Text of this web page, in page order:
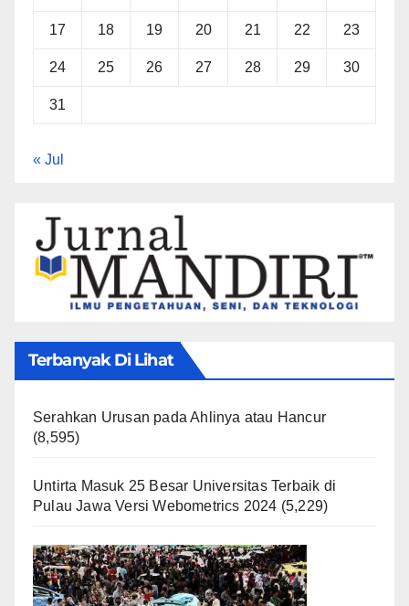
17 18 19 20 21 22 23
24 25 26 27 28 29 30
31
« Jul
Terbanyak Di Lihat
Serahkan Urusan pada Ahlinya atau Hancur
(8,595)
Untirta Masuk 25 Besar Universitas Terbaik di
Pulau Jawa Versi Webometrics 2024 (5,229)